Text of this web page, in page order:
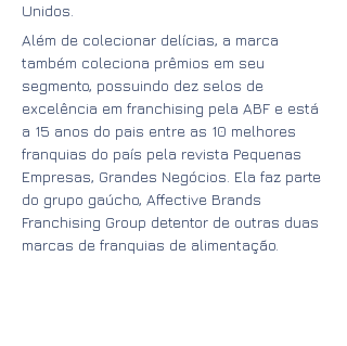
Unidos.
Além de colecionar delícias, a marca
também coleciona prêmios em seu
segmento, possuindo dez selos de
excelência em franchising pela ABF e está
a 15 anos do pais entre as 10 melhores
franquias do país pela revista Pequenas
Empresas, Grandes Negócios. Ela faz parte
do grupo gaúcho, Affective Brands
Franchising Group detentor de outras duas
marcas de franquias de alimentação.